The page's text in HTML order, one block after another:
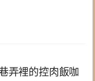
弄裡的控肉飯咖